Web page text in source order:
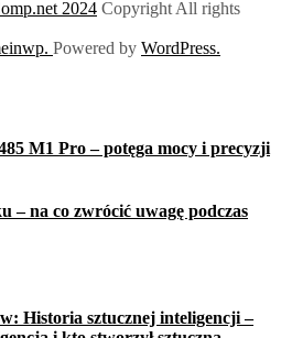
2024 Copyright All rights
Powered by WordPress.
M1 Pro – potęga mocy i precyzji
– na co zwrócić uwagę podczas
Historia sztucznej inteligencji –